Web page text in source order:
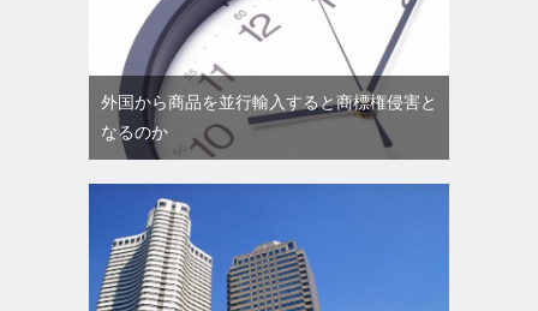
外国から商品を並行輸入すると商標権侵害と
なるのか